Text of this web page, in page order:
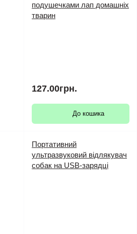
подушечками лап домашніх
тварин
127.00грн.
До кошика
Портативний
ультразвуковий відлякувач
собак на USB-зарядці